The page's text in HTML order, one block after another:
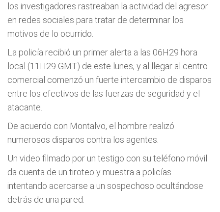
los investigadores rastreaban la actividad del agresor
en redes sociales para tratar de determinar los
motivos de lo ocurrido.
La policía recibió un primer alerta a las 06H29 hora
local (11H29 GMT) de este lunes, y al llegar al centro
comercial comenzó un fuerte intercambio de disparos
entre los efectivos de las fuerzas de seguridad y el
atacante.
De acuerdo con Montalvo, el hombre realizó
numerosos disparos contra los agentes.
Un video filmado por un testigo con su teléfono móvil
da cuenta de un tiroteo y muestra a policías
intentando acercarse a un sospechoso ocultándose
detrás de una pared.